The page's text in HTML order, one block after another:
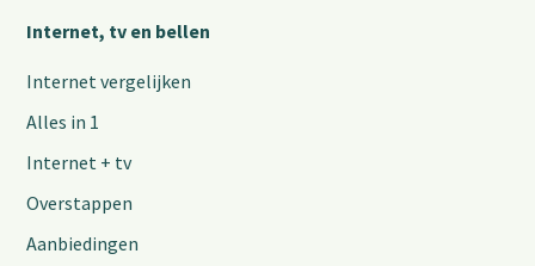
Internet, tv en bellen
Internet vergelijken
Alles in 1
Internet + tv
Overstappen
Aanbiedingen